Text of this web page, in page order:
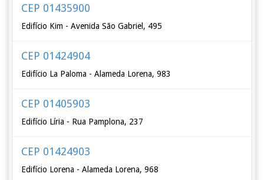
CEP 01435900
Edifício Kim - Avenida São Gabriel, 495
CEP 01424904
Edifício La Paloma - Alameda Lorena, 983
CEP 01405903
Edifício Líria - Rua Pamplona, 237
CEP 01424903
Edifício Lorena - Alameda Lorena, 968